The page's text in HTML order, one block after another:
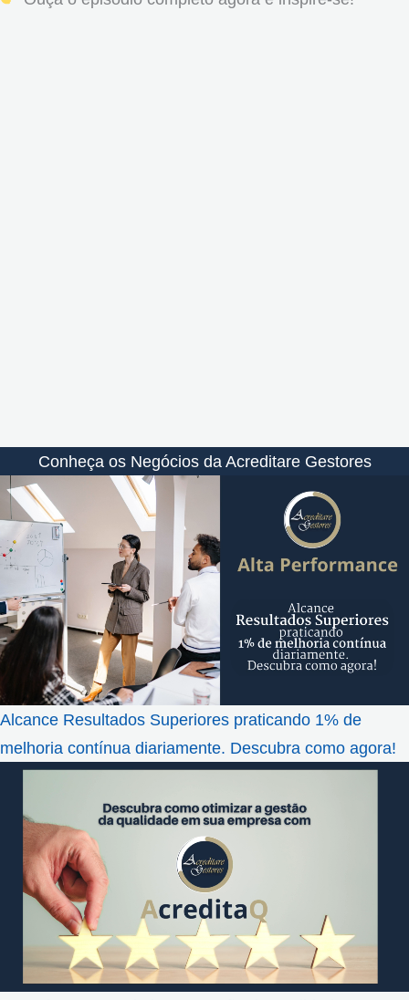
Conheça os Negócios da Acreditare Gestores
Alcance Resultados Superiores praticando 1% de
melhoria contínua diariamente. Descubra como agora!